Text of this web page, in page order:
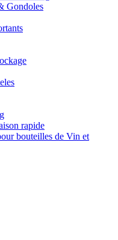
Gondoles
rapide
bouteilles de Vin et